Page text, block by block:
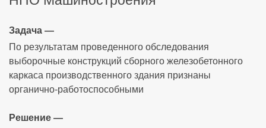
Задача —
По результатам проведенного обследования
выборочные конструкций сборного железобетонного
каркаса производственного здания признаны
органично-работоспособными
Решение —